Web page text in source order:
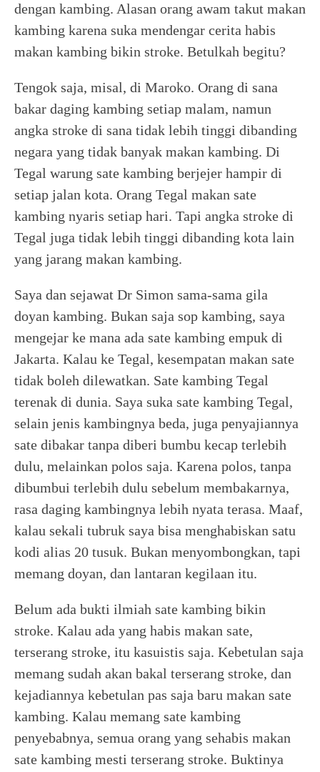
dengan kambing. Alasan orang awam takut makan
kambing karena suka mendengar cerita habis
makan kambing bikin stroke. Betulkah begitu?
Tengok saja, misal, di Maroko. Orang di sana
bakar daging kambing setiap malam, namun
angka stroke di sana tidak lebih tinggi dibanding
negara yang tidak banyak makan kambing. Di
Tegal warung sate kambing berjejer hampir di
setiap jalan kota. Orang Tegal makan sate
kambing nyaris setiap hari. Tapi angka stroke di
Tegal juga tidak lebih tinggi dibanding kota lain
yang jarang makan kambing.
Saya dan sejawat Dr Simon sama-sama gila
doyan kambing. Bukan saja sop kambing, saya
mengejar ke mana ada sate kambing empuk di
Jakarta. Kalau ke Tegal, kesempatan makan sate
tidak boleh dilewatkan. Sate kambing Tegal
terenak di dunia. Saya suka sate kambing Tegal,
selain jenis kambingnya beda, juga penyajiannya
sate dibakar tanpa diberi bumbu kecap terlebih
dulu, melainkan polos saja. Karena polos, tanpa
dibumbui terlebih dulu sebelum membakarnya,
rasa daging kambingnya lebih nyata terasa. Maaf,
kalau sekali tubruk saya bisa menghabiskan satu
kodi alias 20 tusuk. Bukan menyombongkan, tapi
memang doyan, dan lantaran kegilaan itu.
Belum ada bukti ilmiah sate kambing bikin
stroke. Kalau ada yang habis makan sate,
terserang stroke, itu kasuistis saja. Kebetulan saja
memang sudah akan bakal terserang stroke, dan
kejadiannya kebetulan pas saja baru makan sate
kambing. Kalau memang sate kambing
penyebabnya, semua orang yang sehabis makan
sate kambing mesti terserang stroke. Buktinya